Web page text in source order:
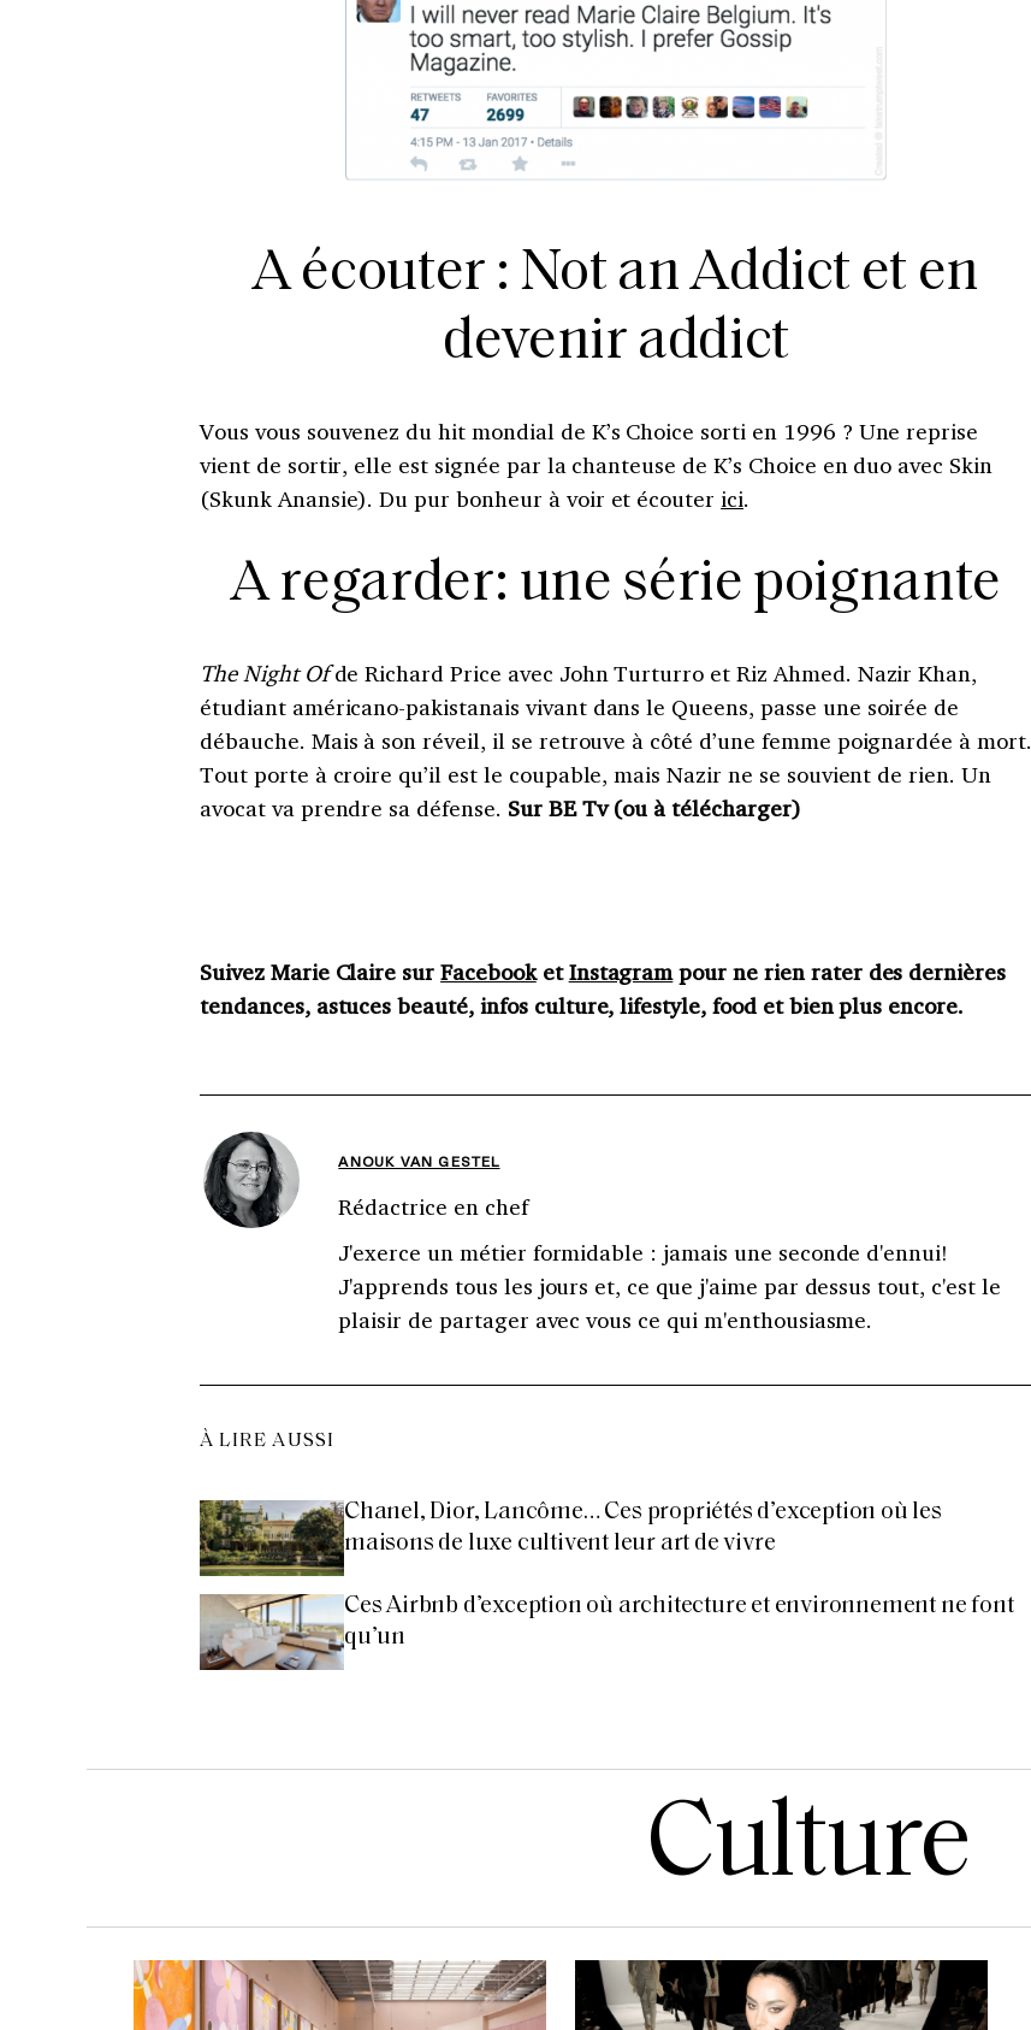
A écouter : Not an Addict et en
devenir addict
Vous vous souvenez du hit mondial de K’s Choice sorti en 1996 ? Une reprise
vient de sortir, elle est signée par la chanteuse de K’s Choice en duo avec Skin
(Skunk Anansie). Du pur bonheur à voir et écouterici.
A regarder: une série poignante
The Night Ofde Richard Price avec John Turturro et Riz Ahmed. Nazir Khan,
étudiant américano-pakistanais vivant dans le Queens, passe une soirée de
débauche. Mais à son réveil, il se retrouve à côté d’une femme poignardée à mort.
Tout porte à croire qu’il est le coupable, mais Nazir ne se souvient de rien. Un
avocat va prendre sa défense. Sur BE Tv (ou à télécharger)
Suivez Marie Claire surFacebooketInstagrampour ne rien rater des dernières
tendances, astuces beauté, infos culture, lifestyle, food et bien plus encore.
ANOUK VAN GESTEL
Rédactrice en chef
J'exerce un métier formidable : jamais une seconde d'ennui!
J'apprends tous les jours et, ce que j'aime par dessus tout, c'est le
plaisir de partager avec vous ce qui m'enthousiasme.
À LIRE AUSSI
Chanel, Dior, Lancôme… Ces propriétés d’exception où les
maisons de luxe cultivent leur art de vivre
Ces Airbnb d’exception où architecture et environnement ne font
qu’un
Culture